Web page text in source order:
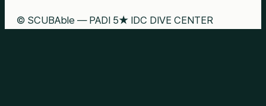
© SCUBAble — PADI 5★ IDC DIVE CENTER